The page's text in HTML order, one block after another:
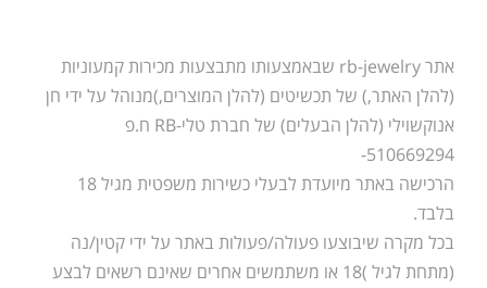
אתר rb-jewelry שבאמצעותו מתבצעות מכירות קמעוניות
(להלן האתר,) של תכשיטים (להלן המוצרים,)מנוהל על ידי חן
אנוקשוילי (להלן הבעלים) של חברת טלי-RB ח.פ
510669294-
הרכישה באתר מיועדת לבעלי כשירות משפטית מגיל 18
בלבד.
בכל מקרה שיבוצעו פעולה/פעולות באתר על ידי קטין/נה
(מתחת לגיל )18 או משתמשים אחרים שאינם רשאים לבצע